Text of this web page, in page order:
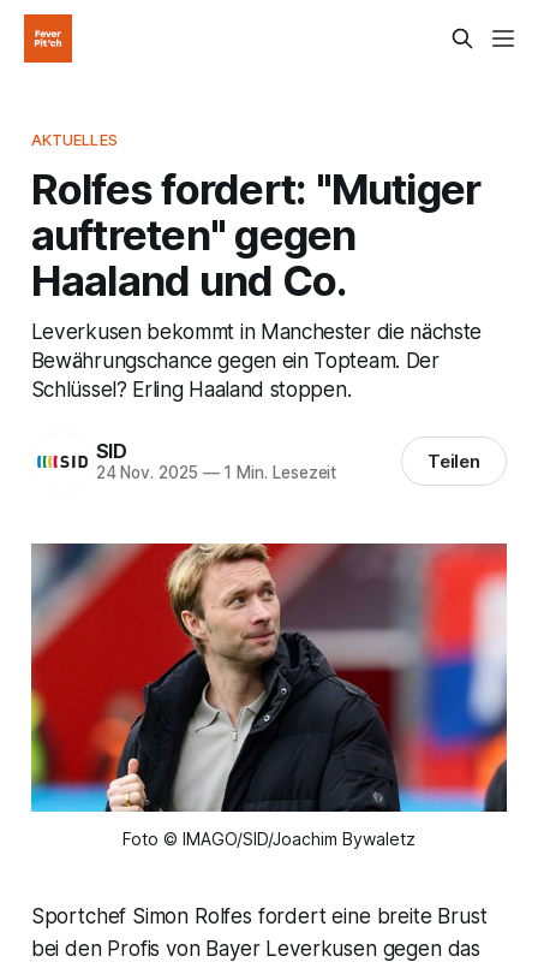
AKTUELLES
Rolfes fordert: "Mutiger
auftreten" gegen
Haaland und Co.
Leverkusen bekommt in Manchester die nächste
Bewährungschance gegen ein Topteam. Der
Schlüssel? Erling Haaland stoppen.
SID
24 Nov. 2025 —1 Min. Lesezeit Teilen
Foto © IMAGO/SID/Joachim Bywaletz
Sportchef Simon Rolfes fordert eine breite Brust
bei den Profis von Bayer Leverkusen gegen das